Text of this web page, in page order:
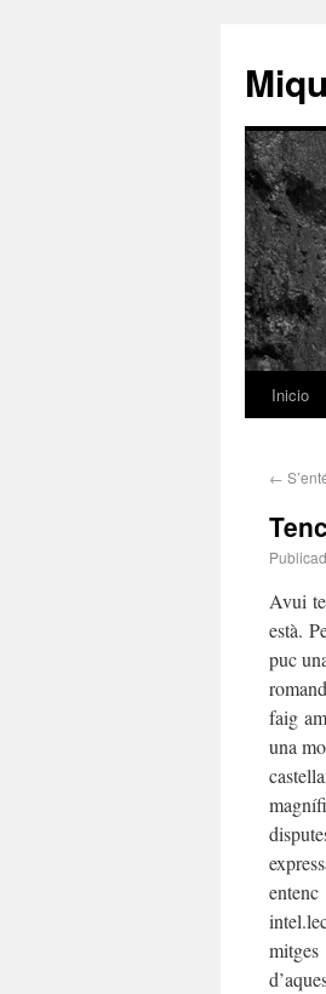
Inicio
←
Avui
està.
puc
faig
una